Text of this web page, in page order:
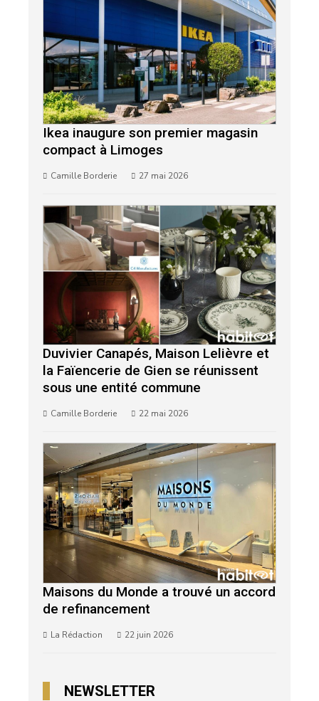
Ikea inaugure son premier magasin
compact à Limoges
Camille Borderie 27 mai 2026
Duvivier Canapés, Maison Lelièvre et
la Faïencerie de Gien se réunissent
sous une entité commune
Camille Borderie 22 mai 2026
Maisons du Monde a trouvé un accord
de refinancement
La Rédaction 22 juin 2026
NEWSLETTER